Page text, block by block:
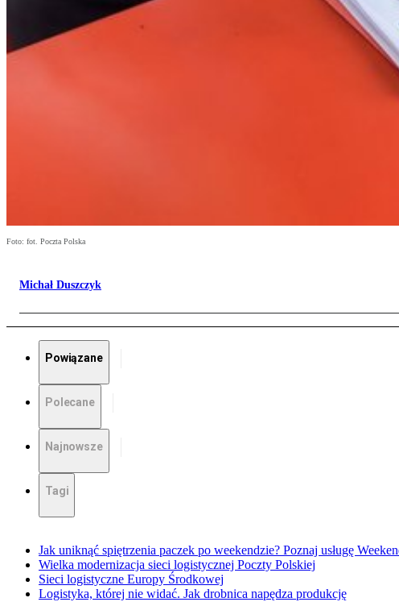
Foto: fot. Poczta Polska
Michał Duszczyk
Powiązane
Polecane
Najnowsze
Tagi
Jak uniknąć spiętrzenia paczek po weekendzie? Poznaj usługę
Wielka modernizacja sieci logistycznej Poczty Polskiej
Sieci logistyczne Europy Środkowej
Logistyka, której nie widać. Jak drobnica napędza produkcję